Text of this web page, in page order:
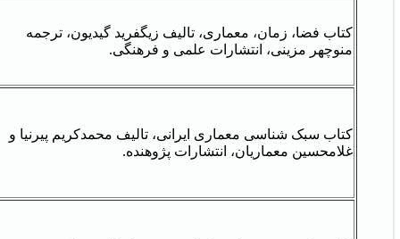
کتاب فضا، زمان، معماری، تالیف زیگفرید گیدیون، ترجمه
منوچهر مزینی، انتشارات علمی و فرهنگی.
کتاب سبک شناسی معماری ایرانی، تالیف محمدکریم پیرنیا و
غلامحسین معماریان، انتشارات پژوهنده.